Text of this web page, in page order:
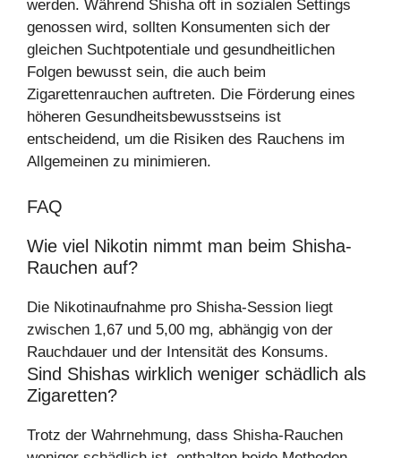
werden. Während Shisha oft in sozialen Settings
genossen wird, sollten Konsumenten sich der
gleichen Suchtpotentiale und gesundheitlichen
Folgen bewusst sein, die auch beim
Zigarettenrauchen auftreten. Die Förderung eines
höheren Gesundheitsbewusstseins ist
entscheidend, um die Risiken des Rauchens im
Allgemeinen zu minimieren.
FAQ
Wie viel Nikotin nimmt man beim Shisha-
Rauchen auf?
Die Nikotinaufnahme pro Shisha-Session liegt
zwischen 1,67 und 5,00 mg, abhängig von der
Rauchdauer und der Intensität des Konsums.
Sind Shishas wirklich weniger schädlich als
Zigaretten?
Trotz der Wahrnehmung, dass Shisha-Rauchen